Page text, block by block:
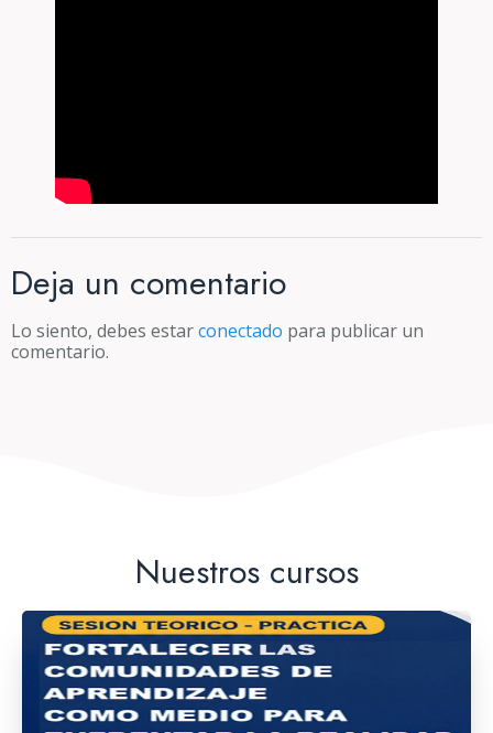
Deja un comentario
Lo siento, debes estarconectado para publicar un
comentario.
Nuestros cursos